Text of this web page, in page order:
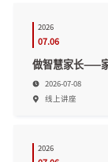
2026
07.06
做智慧家长——
2026-07-08
线上讲座
2026